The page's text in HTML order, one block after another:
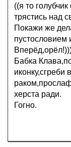
((я то
трястись над
Покажи же
пустословием
Бабка
иконку,сгреби
херста ради.
Гогно.